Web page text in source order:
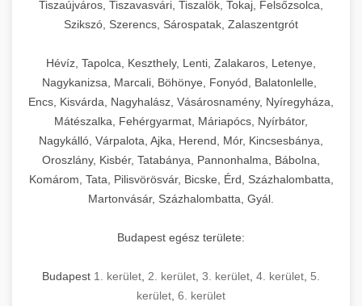
Tiszaújváros, Tiszavasvári, Tiszalök, Tokaj, Felsőzsolca,
Szikszó, Szerencs, Sárospatak, Zalaszentgrót
Hévíz, Tapolca, Keszthely, Lenti, Zalakaros, Letenye,
Nagykanizsa, Marcali, Böhönye, Fonyód, Balatonlelle,
Encs, Kisvárda, Nagyhalász, Vásárosnamény, Nyíregyháza,
Mátészalka, Fehérgyarmat, Máriapócs, Nyírbátor,
Nagykálló, Várpalota, Ajka, Herend, Mór, Kincsesbánya,
Oroszlány, Kisbér, Tatabánya, Pannonhalma, Bábolna,
Komárom, Tata, Pilisvörösvár, Bicske, Érd, Százhalombatta,
Martonvásár, Százhalombatta, Gyál.
Budapest egész területe:
Budapest 1. kerület 2. kerület 3. kerület 4. kerület 5.
kerület 6. kerület